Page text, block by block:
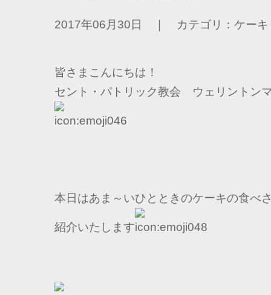
2017年06月30日 ｜ カテゴリ：ケーキ
皆さまこんにちは！
セント・パトリック教会 ウェリントン
本日はあま～いひとときのケーキの食べ
紹介いたします